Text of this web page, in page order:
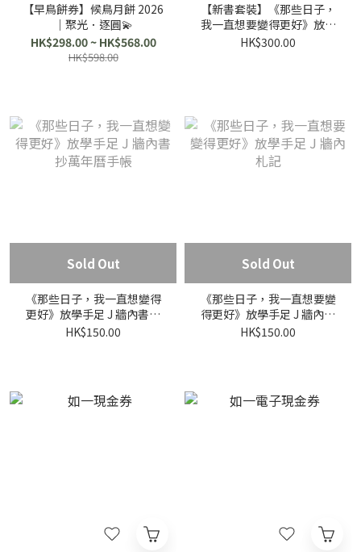
【早鳥餅券】候鳥月餅 2026
｜聚光．逐圓💫
HK$298.00 ~ HK$568.00
HK$598.00
【新書套裝】《那些日子，
我一直想要變得更好》放學
手足 J 牆內札記 X 金句筆記
HK$300.00
Sold Out
《那些日子，我一直想變得
更好》放學手足 J 牆內書抄
萬年曆手帳
HK$150.00
Sold Out
《那些日子，我一直想要變
得更好》放學手足 J 牆內札
記
HK$150.00